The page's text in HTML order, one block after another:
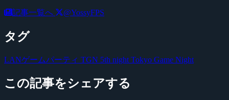
記事一覧へ @YossyFPS
タグ
LANゲームパーティ TGN 5th night Tokyo Game Night
この記事をシェアする